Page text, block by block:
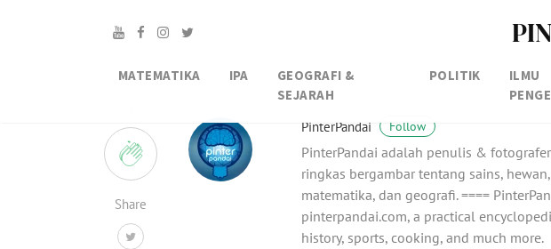
MATEMATIKA IPA
GEOGRAFI &
SEJARAH
POLITIK
ILMU
Share
PinterPandai Follow
PinterPandai adalah penulis &
ringkas bergambar tentang sains,
matematika, dan geografi. ====
pinterpandai.com, a practical
history, sports, cooking, and much more.